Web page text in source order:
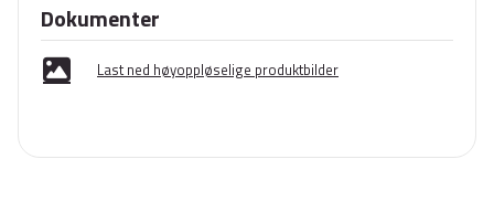
Dokumenter
Last ned høyoppløselige produktbilder